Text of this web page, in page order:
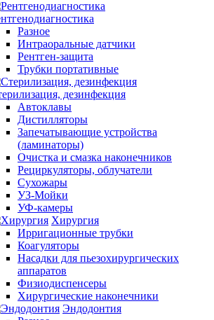
Разное
Интраоральные датчики
Рентген-защита
Трубки портативные
дезинфекция
Автоклавы
Дистилляторы
Запечатывающие устройства
(ламинаторы)
Очистка и смазка наконечников
Рециркуляторы, облучатели
Сухожары
УЗ-Мойки
УФ-камеры
Хирургия
Ирригационные трубки
Коагуляторы
Насадки для пьезохирургических
аппаратов
Физиодиспенсеры
Хирургические наконечники
Эндодонтия